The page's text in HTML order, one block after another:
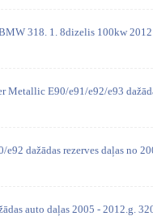
318. 1. 8dizelis 100kw
Metallic E90/e91/e92/e93
dažādas rezerves daļas no
auto daļas 2005 - 2012.g.